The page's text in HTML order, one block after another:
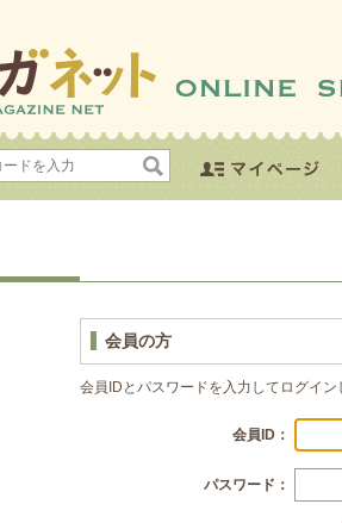
会員の方
会員IDとパスワードを入力してログイン
会員ID：
パスワード：